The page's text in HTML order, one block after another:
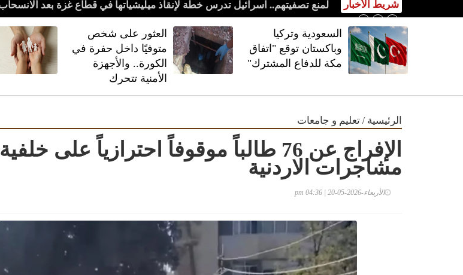
شريط الأخبار السعودية وتركيا وباكستان توقع "اتفاق مكة للدفاع المشترك"
السعودية وتركيا
وباكستان توقع "اتفاق
مكة للدفاع المشترك"
العثور على شخص
متوفيًا داخل حفرة في
الكورة.. والأجهزة
الأمنية تتحرك
الرئيسية / تعليم و جامعات
الإفراج عن 76 طالباً موقوفاً احترازياً على خلفية
مشاجرات الاردنية
الأربعاء-2026-05-20 | 04:36 pm